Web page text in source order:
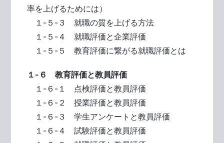
率を上げるためには）
１-５-３ 就職の質を上げる方法
１-５-４ 就職評価と企業評価
１-５-５ 教育評価に繋がる就職評価とは
１-６ 教育評価と教員評価
１-６-１ 点検評価と教員評価
１-６-２ 授業評価と教員評価
１-６-３ 学生アンケートと教員評価
１-６-４ 試験評価と教員評価